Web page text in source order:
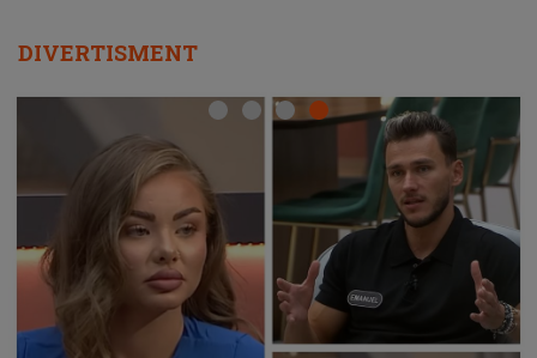
DIVERTISMENT